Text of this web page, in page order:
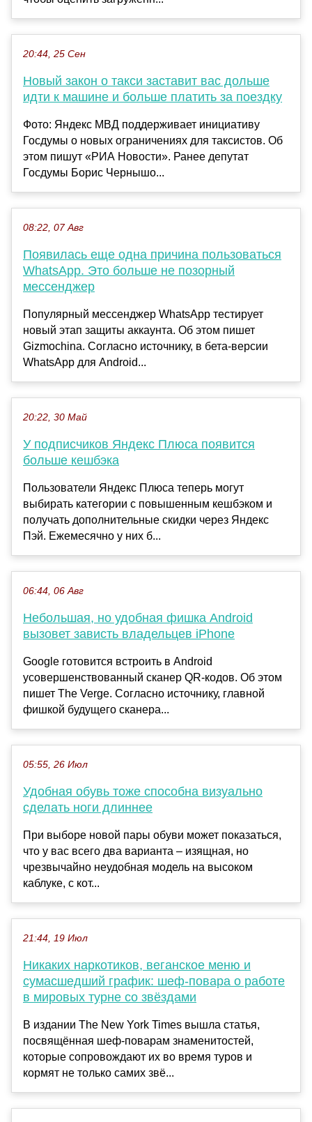
20:44, 25 Сен
Новый закон о такси заставит вас дольше
идти к машине и больше платить за поездку
Фото: Яндекс МВД поддерживает инициативу
Госдумы о новых ограничениях для таксистов. Об
этом пишут «РИА Новости». Ранее депутат
Госдумы Борис Чернышо...
08:22, 07 Авг
Появилась еще одна причина пользоваться
WhatsApp. Это больше не позорный
мессенджер
Популярный мессенджер WhatsApp тестирует
новый этап защиты аккаунта. Об этом пишет
Gizmochina. Согласно источнику, в бета-версии
WhatsApp для Android...
20:22, 30 Май
У подписчиков Яндекс Плюса появится
больше кешбэка
Пользователи Яндекс Плюса теперь могут
выбирать категории с повышенным кешбэком и
получать дополнительные скидки через Яндекс
Пэй. Ежемесячно у них б...
06:44, 06 Авг
Небольшая, но удобная фишка Android
вызовет зависть владельцев iPhone
Google готовится встроить в Android
усовершенствованный сканер QR-кодов. Об этом
пишет The Verge. Согласно источнику, главной
фишкой будущего сканера...
05:55, 26 Июл
Удобная обувь тоже способна визуально
сделать ноги длиннее
При выборе новой пары обуви может показаться,
что у вас всего два варианта – изящная, но
чрезвычайно неудобная модель на высоком
каблуке, с кот...
21:44, 19 Июл
Никаких наркотиков, веганское меню и
сумасшедший график: шеф-повара о работе
в мировых турне со звёздами
В издании The New York Times вышла статья,
посвящённая шеф-поварам знаменитостей,
которые сопровождают их во время туров и
кормят не только самих звё...